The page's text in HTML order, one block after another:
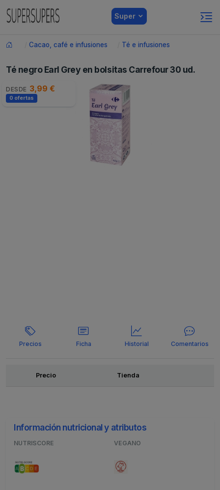
Super
Cacao, café e infusiones Té e infusiones
Té negro Earl Grey en bolsitas Carrefour 30 ud.
DESDE 3,99 €
0 ofertas
Precios Ficha Historial Comentarios
OfertasPrecio Tienda
Información nutricional y atributos
NUTRISCORE VEGANO